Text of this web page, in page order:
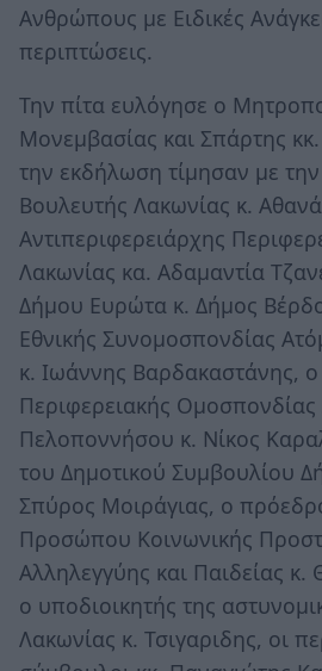
Ανθρώπους με Ειδικές
περιπτώσεις.
Την πίτα ευλόγησε ο
Μονεμβασίας και Σπάρτης
την εκδήλωση τίμησαν με
Βουλευτής Λακωνίας κ.
Αντιπεριφερειάρχης
Λακωνίας κα. Αδαμαντία
Δήμου Ευρώτα κ. Δήμος
Εθνικής Συνομοσπονδίας
κ. Ιωάννης Βαρδακαστάνης,
Περιφερειακής
Πελοποννήσου κ. Νίκος
του Δημοτικού Συμβουλίου
Σπύρος Μοιράγιας, ο
Προσώπου Κοινωνικής
Αλληλεγγύης και Παιδείας κ.
ο υποδιοικητής της
Λακωνίας κ. Τσιγαριδης, οι